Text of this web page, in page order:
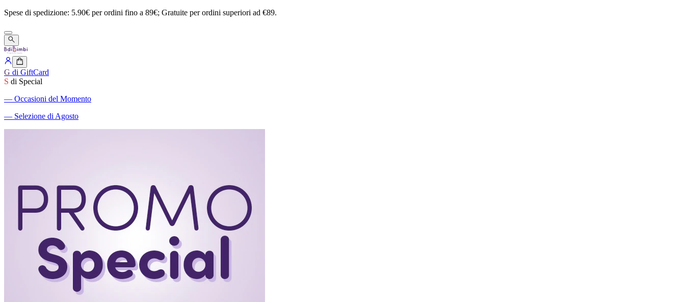
Spese di spedizione: 5.90€ perordini fino a 89€; Gratuite perordini superiori ad €89.
G di GiftCard
S di Special
― Occasioni del Momento
― Selezione di Agosto